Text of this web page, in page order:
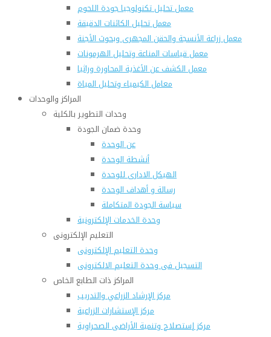
معمل تحليل تكنولوجيا جودة اللحوم
معمل تحليل الكائنات الدقيقة
معمل زراعة الأنسجة والحقن المجهرى وبحوث الأجنة
معمل قياسات المناعة وتحليل الهرمونات
معمل الكشف عن الأغذية المحاورة وراثيا
معامل الكيمياء وتحليل المياة
المراكز والوحدات
وحدات التطوير بالكلية
وحدة ضمان الجودة
عن الوحدة
أنشطة الوحدة
الهيكل الادارى للوحدة
رسالة و أهداف الوحدة
سياسة الجودة المتكاملة
وحدة الخدمات الإلكترونية
التعليم الإلكترونى
وحدة التعليم الإلكترونى
التسجيل فى وحدة التعليم الالكترونى
المراكز ذات الطابع الخاص
مركز الإرشاد الزراعي والتدريب
مركز الإستشارات الزراعية
مركز إستصلاح وتنمية الأراضى الصحراوية